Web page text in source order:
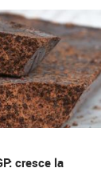
cresce la